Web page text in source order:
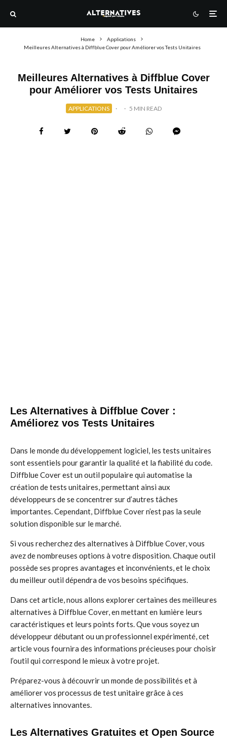
Home
Applications
Meilleures Alternatives à Diffblue Cover pour Améliorer vos Tests Unitaires
Meilleures Alternatives à Diffblue Cover
pour Améliorer vos Tests Unitaires
APPLICATIONS · · 5 MIN READ
Les Alternatives à Diffblue Cover :
Améliorez vos Tests Unitaires
Dans le monde du développement logiciel, les tests unitaires
sont essentiels pour garantir la qualité et la fiabilité du code.
Diffblue Cover est un outil populaire qui automatise la
création de tests unitaires, permettant ainsi aux
développeurs de se concentrer sur d’autres tâches
importantes. Cependant, Diffblue Cover n’est pas la seule
solution disponible sur le marché.
Si vous recherchez des alternatives à Diffblue Cover, vous
avez de nombreuses options à votre disposition. Chaque outil
possède ses propres avantages et inconvénients, et le choix
du meilleur outil dépendra de vos besoins spécifiques.
Dans cet article, nous allons explorer certaines des meilleures
alternatives à Diffblue Cover, en mettant en lumière leurs
caractéristiques et leurs points forts. Que vous soyez un
développeur débutant ou un professionnel expérimenté, cet
article vous fournira des informations précieuses pour choisir
l’outil qui correspond le mieux à votre projet.
Préparez-vous à découvrir un monde de possibilités et à
améliorer vos processus de test unitaire grâce à ces
alternatives innovantes.
Les Alternatives Gratuites et Open Source